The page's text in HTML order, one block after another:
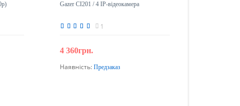
Gazer CI201 / 4 IP-відеокамера
1
4 360грн.
Передзамовлення
Наявність: Предзаказ